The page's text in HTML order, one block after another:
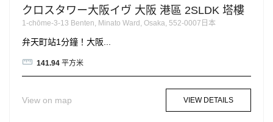
クロスタワー大阪イヴ 大阪 港區 2SLDK 塔樓
1-chōme-3-13 Benten, Minato Ward, Osaka, 552-0007日本
弁天町站1分鐘！大阪...
141.94 平方米
View on map VIEW DETAILS